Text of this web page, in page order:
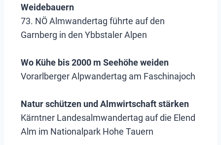
Weidebauern
73. NÖ Almwandertag führte auf den
Garnberg in den Ybbstaler Alpen
Wo Kühe bis 2000 m Seehöhe weiden
Vorarlberger Alpwandertag am Faschinajoch
Natur schützen und Almwirtschaft stärken
Kärntner Landesalmwandertag auf die Elend
Alm im Nationalpark Hohe Tauern